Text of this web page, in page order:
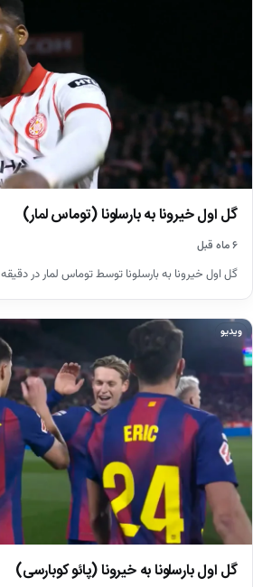
گل اول خیرونا به بارسلونا (توماس لمار)
۶ ماه قبل
گل اول خیرونا به بارسلونا توسط توماس لمار در دقیقه 62 خیرونا 1 – بارسلونا 1
ویدیو
گل اول بارسلونا به خیرونا (پائو کوبارسی)